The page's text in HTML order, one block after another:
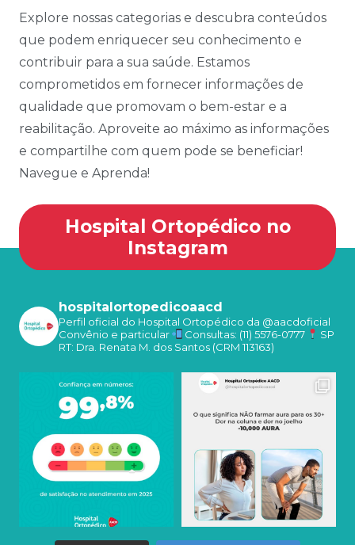
Explore nossas categorias e descubra conteúdos
que podem enriquecer seu conhecimento e
contribuir para a sua saúde. Estamos
comprometidos em fornecer informações de
qualidade que promovam o bem-estar e a
reabilitação. Aproveite ao máximo as informações
e compartilhe com quem pode se beneficiar!
Navegue e Aprenda!
Hospital Ortopédico no
Instagram
hospitalortopedicoaacd
Perfil oficial do Hospital Ortopédico da @aacdoficial
Convênio e particular
Consultas: (11) 5576-0777
SP
RT: Dra. Renata M. dos Santos (CRM 113163)